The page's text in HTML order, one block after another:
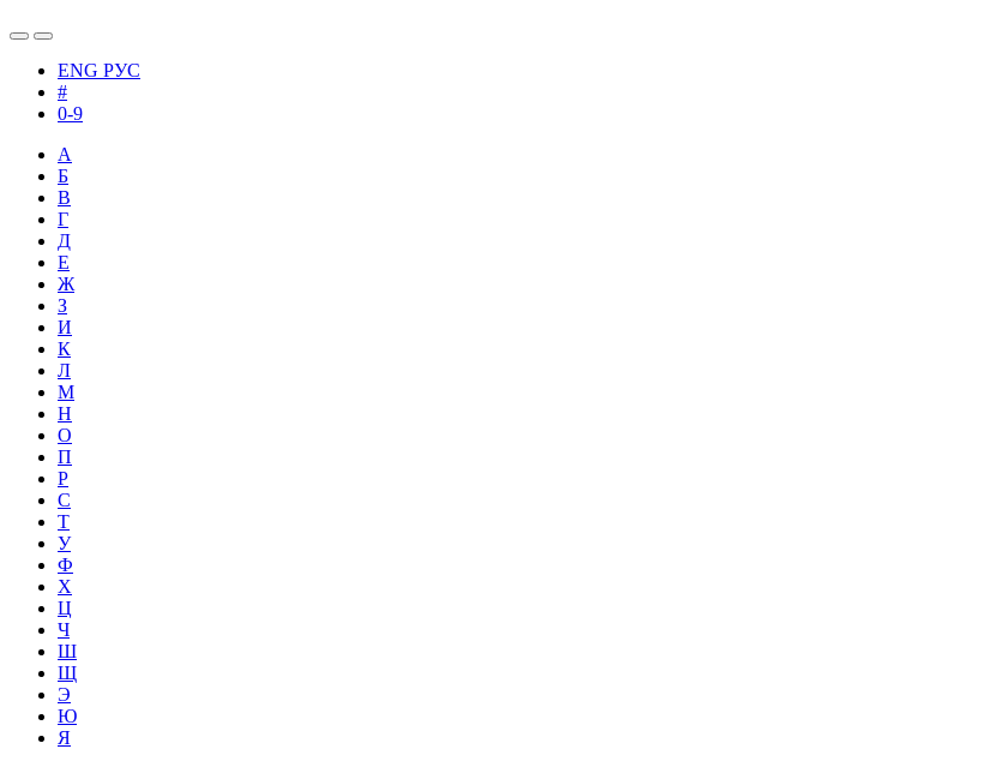
ENG РУС
#
0-9
А
Б
В
Г
Д
Е
Ж
З
И
К
Л
М
Н
О
П
Р
С
Т
У
Ф
Х
Ц
Ч
Ш
Щ
Э
Ю
Я